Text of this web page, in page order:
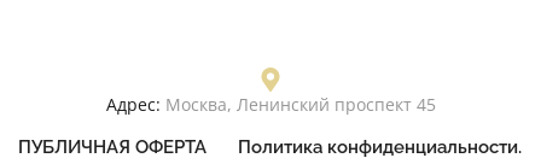
Адрес: Москва, Ленинский проспект 45
ПУБЛИЧНАЯ ОФЕРТА Политика конфиденциальности.